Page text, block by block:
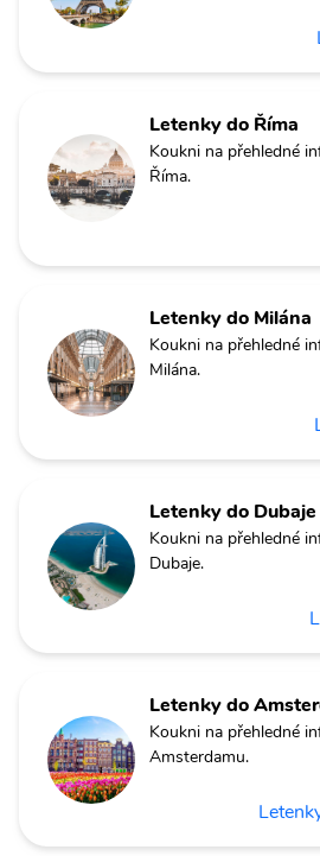
Letenky do Říma
Koukni na přehledné
Říma.
Letenky do Milána
Koukni na přehledné
Milána.
Letenky do Dubaje
Koukni na přehledné
Dubaje.
Letenky do
Koukni na přehledné
Amsterdamu.